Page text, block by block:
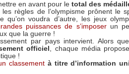
en avant pour le total des
règles de l’olympisme prônent le
qu’on voudra d’autre, les jeux
puissances de s’imposerun
que la guerre !
par pays intervient. Alors
officiel , chaque média
!
classement à titre d’information